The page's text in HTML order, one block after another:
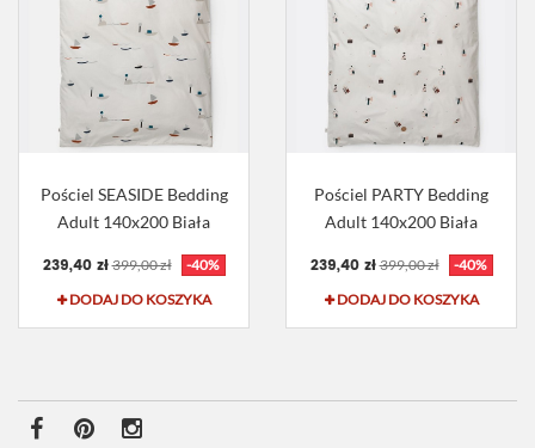
Pościel SEASIDE Bedding
Adult 140x200 Biała
239,40 zł 399,00 zł
-40%
DODAJ DO KOSZYKA
Pościel PARTY Bedding
Adult 140x200 Biała
239,40 zł 399,00 zł
-40%
DODAJ DO KOSZYKA